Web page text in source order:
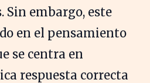
Sin embargo, este
en el pensamiento
se centra en
respuesta correcta